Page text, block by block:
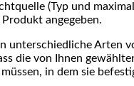
(Typ und
angegeben.
unterschiedliche Arten
die von Ihnen
in dem sie